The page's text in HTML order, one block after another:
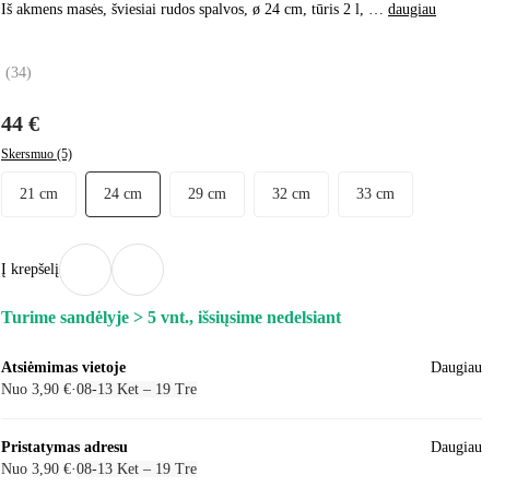
Iš akmens masės, šviesiai rudos spalvos, ø 24 cm, tūris 2 l, … daugiau
(34)
44 €
Skersmuo (5)
21 cm 24 cm 29 cm 32 cm 33 cm
Į krepšelį
Turime sandėlyje > 5 vnt., išsiųsime nedelsiant
Atsiėmimas vietoje
Nuo 3,90 €·08‑13 Ket – 19 Tre
Daugiau
Pristatymas adresu
Nuo 3,90 €·08‑13 Ket – 19 Tre
Daugiau